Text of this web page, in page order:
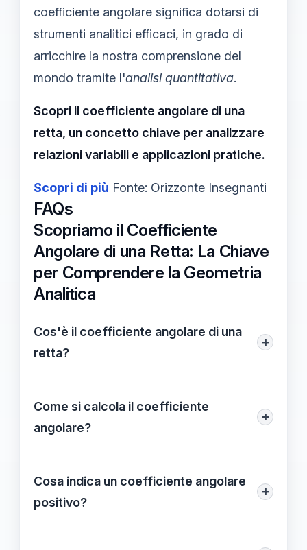
coefficiente angolare significa dotarsi di
strumenti analitici efficaci, in grado di
arricchire la nostra comprensione del
mondo tramite l'analisi quantitativa.
Scopri il coefficiente angolare di una
retta, un concetto chiave per analizzare
relazioni variabili e applicazioni pratiche.
Scopri di più Fonte: Orizzonte Insegnanti
FAQs
Scopriamo il Coefficiente
Angolare di una Retta: La Chiave
per Comprendere la Geometria
Analitica
Cos'è il coefficiente angolare di una
retta?
+
anche come inclinazione, misura l'angolo
di inclinazione della retta rispetto all'asse
cartesiano.
Come si calcola il coefficiente
angolare?
+
utilizza la formula m = (y2 - y1) / (x2 - x1),
dove (x1, y1) e (x2, y2) sono le coordinate
Cosa indica un coefficiente angolare
positivo?
+